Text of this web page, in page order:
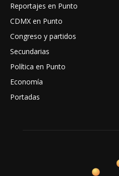
Reportajes en Punto
CDMX en Punto
Congreso y partidos
Secundarias
Política en Punto
Economía
Portadas